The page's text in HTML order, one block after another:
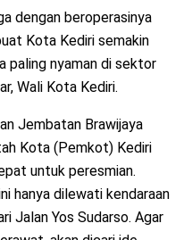
dengan beroperasinya
Kota Kediri semakin
paling nyaman di sektor
Wali Kota Kediri.
Jembatan Brawijaya
Kota (Pemkot) Kediri
untuk peresmian.
hanya dilewati kendaraan
Jalan Yos Sudarso. Agar